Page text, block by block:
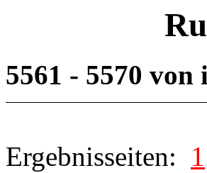
5561 - 5570 von
Ergebnisseiten: 1